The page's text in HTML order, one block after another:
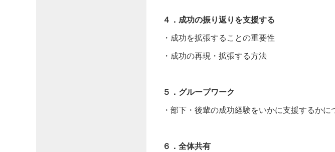
４．成功の振り返りを支援する
・成功を拡張することの重要性
・成功の再現・拡張する方法
５．グループワーク
・部下・後輩の成功経験をいかに支援するかに
６．全体共有